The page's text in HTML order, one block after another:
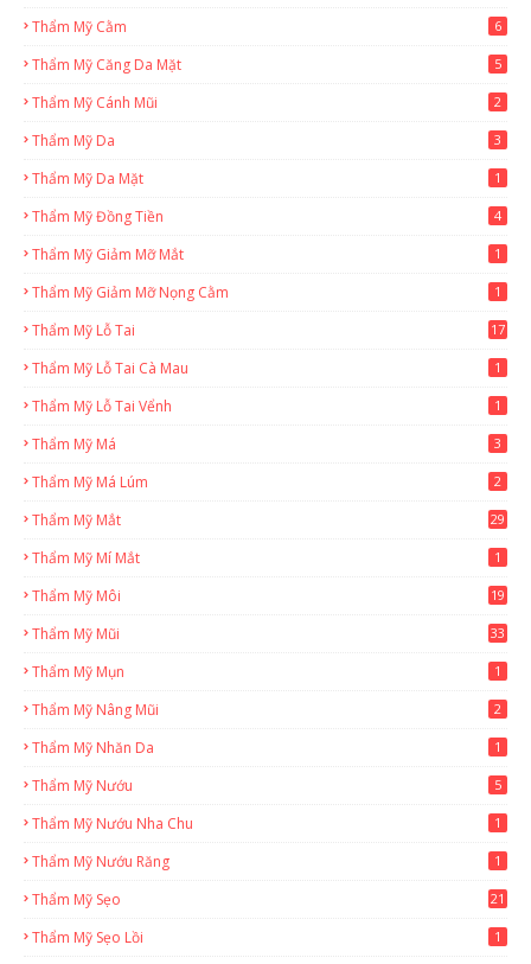
Thẩm Mỹ Cằm 6
Thẩm Mỹ Căng Da Mặt 5
Thẩm Mỹ Cánh Mũi 2
Thẩm Mỹ Da 3
Thẩm Mỹ Da Mặt 1
Thẩm Mỹ Đồng Tiền 4
Thẩm Mỹ Giảm Mỡ Mắt 1
Thẩm Mỹ Giảm Mỡ Nọng Cằm 1
Thẩm Mỹ Lỗ Tai 17
Thẩm Mỹ Lỗ Tai Cà Mau 1
Thẩm Mỹ Lỗ Tai Vểnh 1
Thẩm Mỹ Má 3
Thẩm Mỹ Má Lúm 2
Thẩm Mỹ Mắt 29
Thẩm Mỹ Mí Mắt 1
Thẩm Mỹ Môi 19
Thẩm Mỹ Mũi 33
Thẩm Mỹ Mụn 1
Thẩm Mỹ Nâng Mũi 2
Thẩm Mỹ Nhăn Da 1
Thẩm Mỹ Nướu 5
Thẩm Mỹ Nướu Nha Chu 1
Thẩm Mỹ Nướu Răng 1
Thẩm Mỹ Sẹo 21
Thẩm Mỹ Sẹo Lồi 1